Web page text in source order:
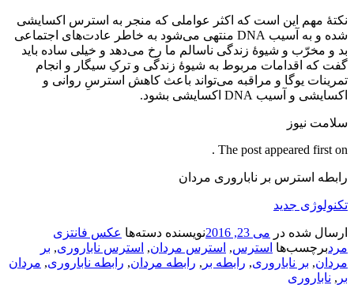
نکتهٔ مهم این است که اکثر عواملی که منجر به استرس اکسایشی
شده و به آسیب DNA منتهی می‌شود به خاطر عادت‌های اجتماعی
بد و مخرّب و شیوهٔ زندگی ناسالم ما رخ می‌دهد و خیلی ساده باید
گفت که اقدامات مربوط به شیوهٔ زندگی و ترکِ سیگار و انجام
تمرینات یوگا و مراقبه می‌تواند باعث کاهش استرسِ روانی و
اکسایشی و آسیب DNA اکسایشی بشود.
سلامت نیوز
The post appeared first on .
رابطه استرس بر ناباروری مردان
تکنولوژی جدید
ارسال شده در می 23, 2016 نویسنده دسته‌ها عکس فانتزی
مردبرچسب‌ها استرس, استرس مردان, استرس ناباروری, بر
مردان, بر ناباروری, رابطه بر , رابطه مردان, رابطه ناباروری, مردان
بر , ناباروری